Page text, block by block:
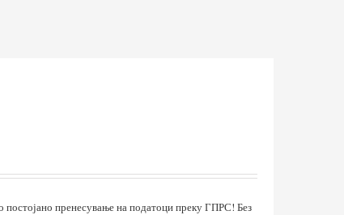
пренесување на податоци преку ГПРС! Без